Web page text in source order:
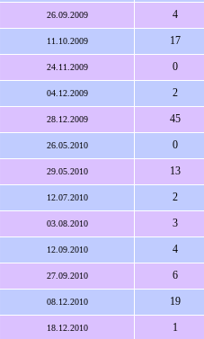
26.09.2009 4
11.10.2009 17
24.11.2009 0
04.12.2009 2
28.12.2009 45
26.05.2010 0
29.05.2010 13
12.07.2010 2
03.08.2010 3
12.09.2010 4
27.09.2010 6
08.12.2010 19
18.12.2010 1